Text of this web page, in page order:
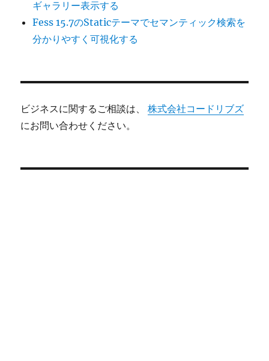
ギャラリー表示する
Fess 15.7のStaticテーマでセマンティック検索を
分かりやすく可視化する
ビジネスに関するご相談は、株式会社コードリブズ
にお問い合わせください。